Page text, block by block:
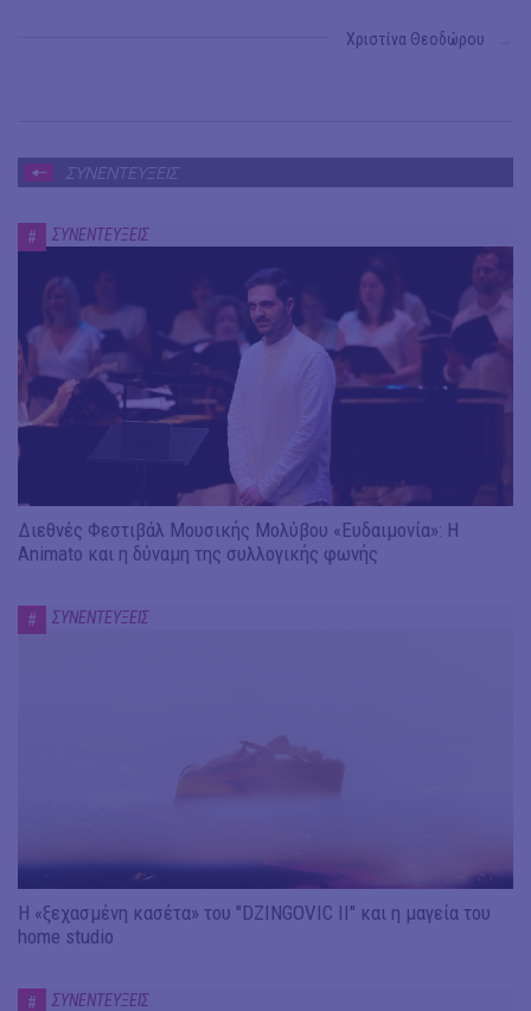
Χριστίνα Θεοδώρου
ΣΥΝΕΝΤΕΥΞΕΙΣ
# ΣΥΝΕΝΤΕΥΞΕΙΣ
Διεθνές Φεστιβάλ Μουσικής Μολύβου «Ευδαιμονία»: Η
Animato και η δύναμη της συλλογικής φωνής
# ΣΥΝΕΝΤΕΥΞΕΙΣ
Η «ξεχασμένη κασέτα» του "DZINGOVIC II" και η μαγεία του
home studio
# ΣΥΝΕΝΤΕΥΞΕΙΣ